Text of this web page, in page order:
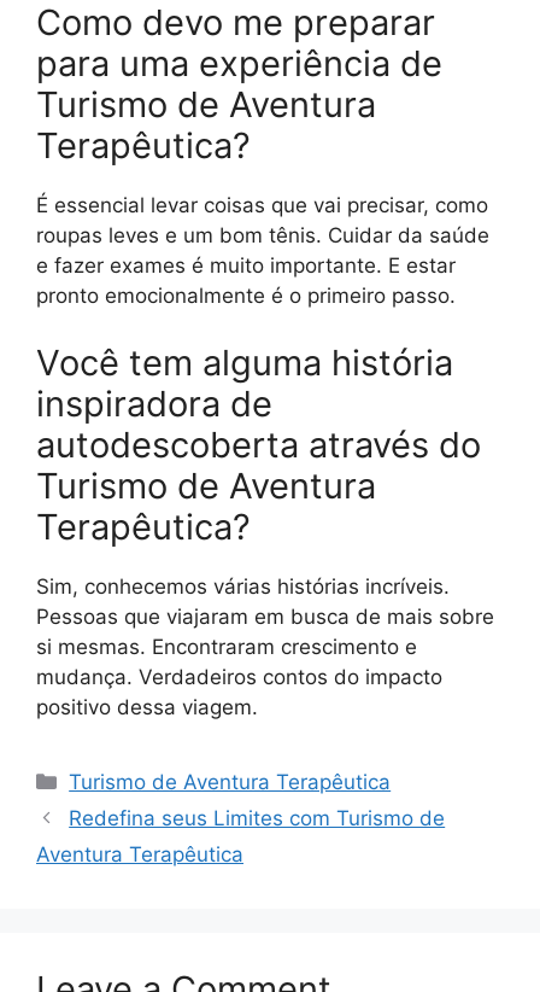
Como devo me preparar
para uma experiência de
Turismo de Aventura
Terapêutica?
É essencial levar coisas que vai precisar, como
roupas leves e um bom tênis. Cuidar da saúde
e fazer exames é muito importante. E estar
pronto emocionalmente é o primeiro passo.
Você tem alguma história
inspiradora de
autodescoberta através do
Turismo de Aventura
Terapêutica?
Sim, conhecemos várias histórias incríveis.
Pessoas que viajaram em busca de mais sobre
si mesmas. Encontraram crescimento e
mudança. Verdadeiros contos do impacto
positivo dessa viagem.
Categories
Turismo de Aventura Terapêutica
Redefina seus Limites com Turismo de
Aventura Terapêutica